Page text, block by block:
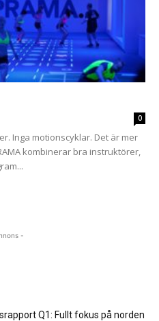
0
Inga motionscyklar. Det är mer
kombinerar bra instruktörer,
-
Q1: Fullt fokus på norden